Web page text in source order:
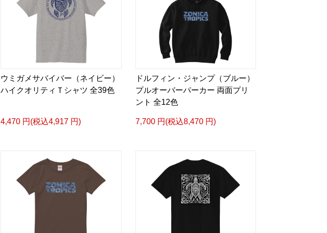
ウミガメサバイバー（ネイビー）
ハイクオリティＴシャツ 全39色
4,470 円(税込4,917 円)
ドルフィン・ジャンプ（ブルー）
プルオーバーパーカー 両面プリ
ント 全12色
7,700 円(税込8,470 円)